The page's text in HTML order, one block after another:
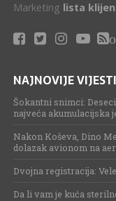
Marketing lista
NAJNOVIJE VIJESTI
Šokantni snimci:
najveća akumulacijska
Nakon Koševa, Dino
dolazak avionom na
Dvojna registracija:
Da li vam je kuća